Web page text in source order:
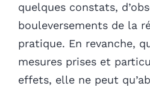
quelques constats,
bouleversements de la
pratique. En revanche,
mesures prises et
effets, elle ne peut